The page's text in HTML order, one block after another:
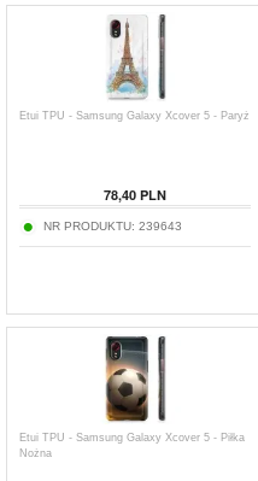
Etui TPU - Samsung Galaxy Xcover 5 - Paryż
78,40 PLN
NR PRODUKTU: 239643
Etui TPU - Samsung Galaxy Xcover 5 - Piłka
Nożna